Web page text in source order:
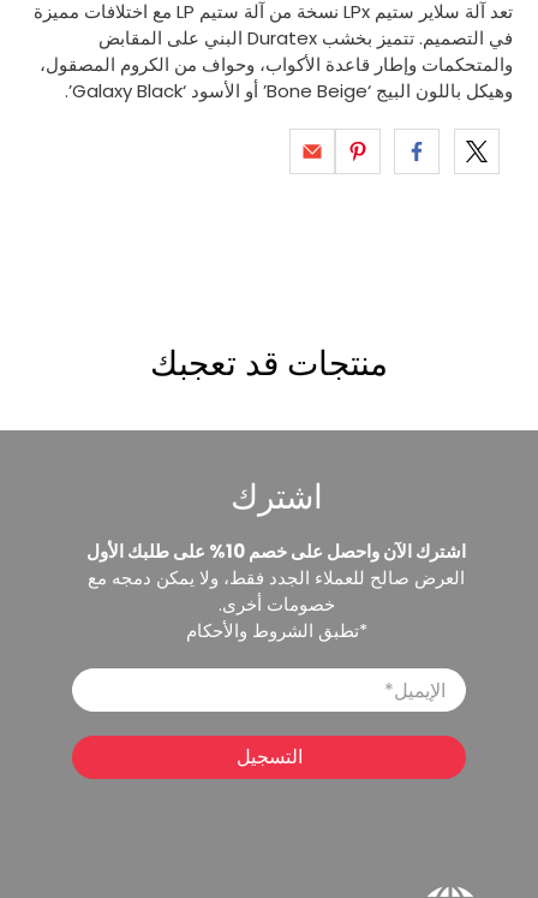
تعد آلة سلاير ستيم LPx نسخة من آلة ستيم LP مع اختلافات مميزة
في التصميم. تتميز بخشب Duratex البني على المقابض
والمتحكمات وإطار قاعدة الأكواب، وحواف من الكروم المصقول،
وهيكل باللون البيج ‘Bone Beige’ أو الأسود ‘Galaxy Black’.
منتجات قد تعجبك
اشترك
اشترك الآن واحصل على خصم 10% على طلبك الأول
العرض صالح للعملاء الجدد فقط، ولا يمكن دمجه مع
خصومات أخرى.
*تطبق الشروط والأحكام
الإيميل
التسجيل